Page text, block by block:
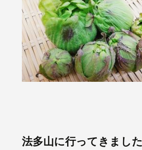
法多山に行ってきました